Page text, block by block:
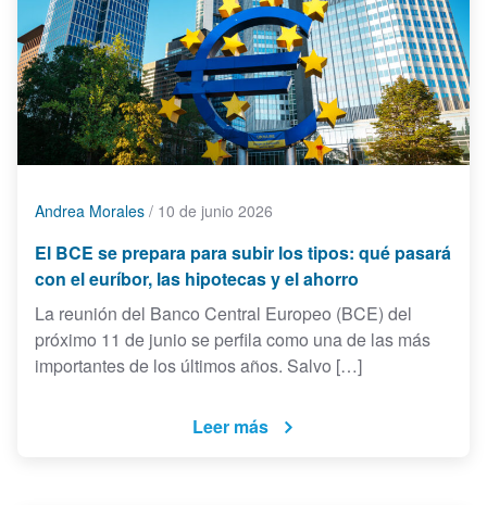
Andrea Morales / 10 de junio 2026
El BCE se prepara para subir los tipos: qué pasará
con el euríbor, las hipotecas y el ahorro
La reunión del Banco Central Europeo (BCE) del
próximo 11 de junio se perfila como una de las más
importantes de los últimos años. Salvo […]
Leer más